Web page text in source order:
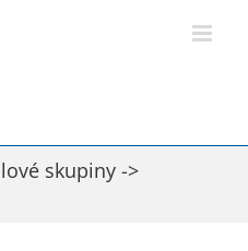
skupiny ->